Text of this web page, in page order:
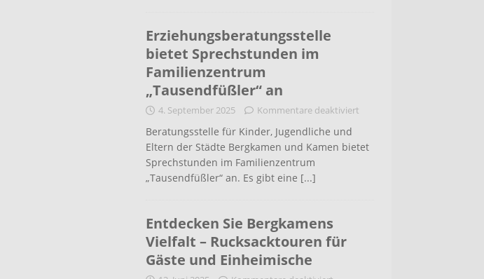
Erziehungsberatungsstelle
bietet Sprechstunden im
Familienzentrum
„Tausendfüßler“ an
4. September 2025 Kommentare deaktiviert
Beratungsstelle für Kinder, Jugendliche und
Eltern der Städte Bergkamen und Kamen bietet
Sprechstunden im Familienzentrum
„Tausendfüßler“ an. Es gibt eine [...]
Entdecken Sie Bergkamens
Vielfalt – Rucksacktouren für
Gäste und Einheimische